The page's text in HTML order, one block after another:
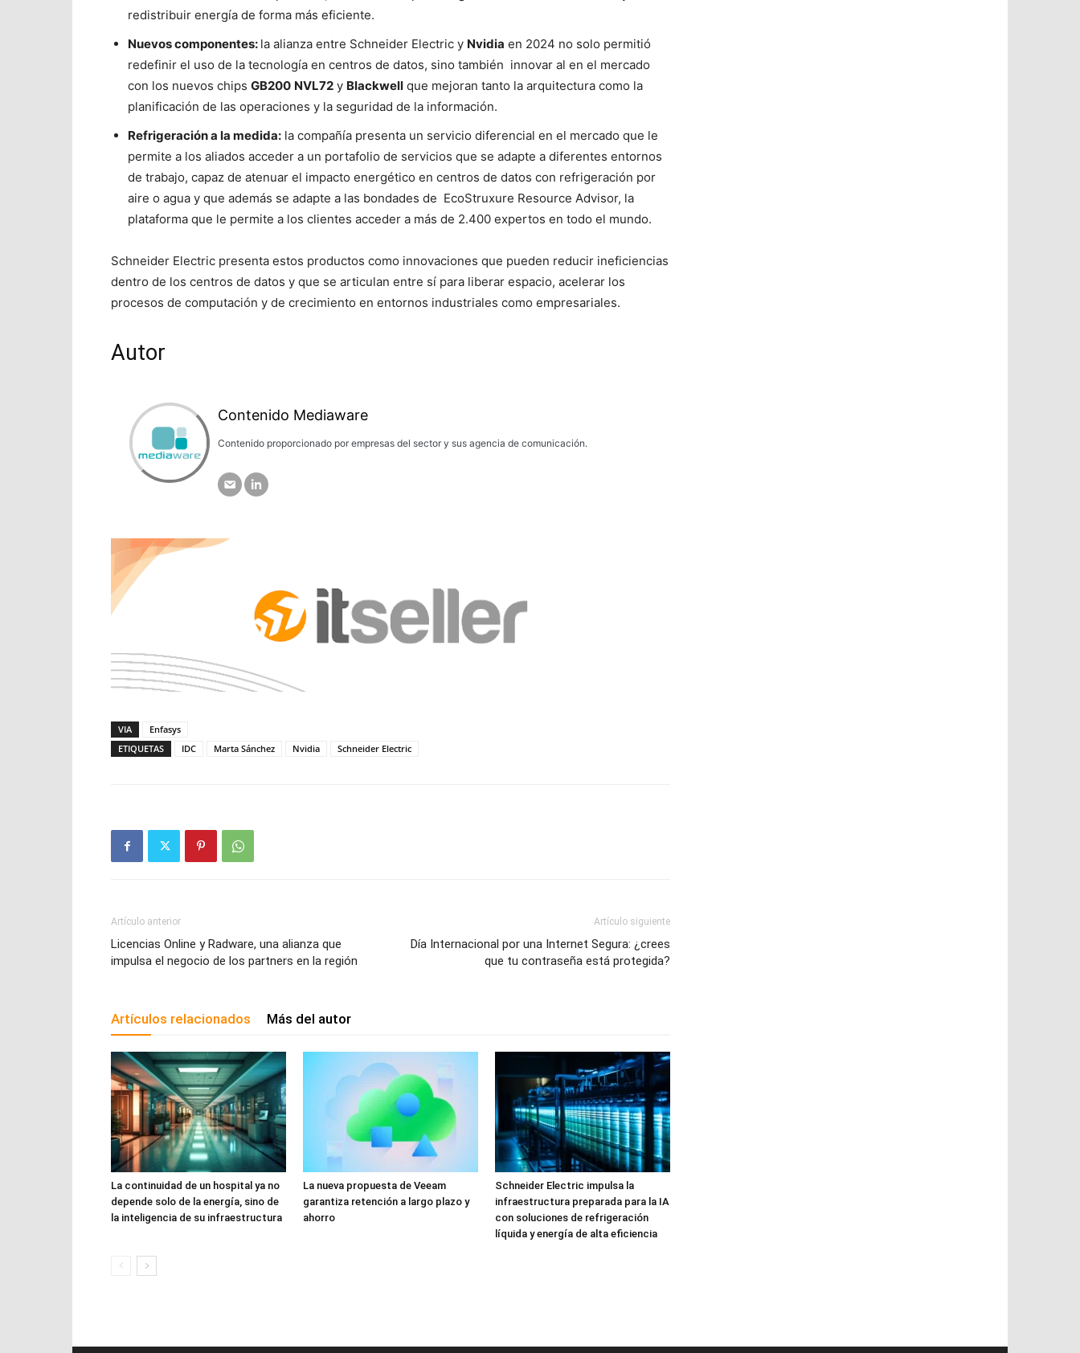
redistribuir energía de forma más eficiente.
Nuevos componentes: la alianza entre Schneider Electric y Nvidia en 2024 no solo permitió
redefinir el uso de la tecnología en centros de datos, sino también innovar al en el mercado
con los nuevos chips GB200 NVL72 y Blackwell que mejoran tanto la arquitectura como la
planificación de las operaciones y la seguridad de la información.
Refrigeración a la medida: la compañía presenta un servicio diferencial en el mercado que le
permite a los aliados acceder a un portafolio de servicios que se adapte a diferentes entornos
de trabajo, capaz de atenuar el impacto energético en centros de datos con refrigeración por
aire o agua y que además se adapte a las bondades de EcoStruxure Resource Advisor, la
plataforma que le permite a los clientes acceder a más de 2.400 expertos en todo el mundo.
Schneider Electric presenta estos productos como innovaciones que pueden reducir ineficiencias
dentro de los centros de datos y que se articulan entre sí para liberar espacio, acelerar los
procesos de computación y de crecimiento en entornos industriales como empresariales.
Autor
Contenido Mediaware
Contenido proporcionado por empresas del sector y sus agencia de comunicación.
VIA
Enfasys
ETIQUETAS
IDC Marta Sánchez Nvidia Schneider Electric
Artículo anterior
Licencias Online y Radware, una alianza que
impulsa el negocio de los partners en la región
Artículo siguiente
Día Internacional por una Internet Segura: ¿crees
que tu contraseña está protegida?
Artículos relacionados Más del autor
La continuidad de un hospital ya no
depende solo de la energía, sino de
la inteligencia de su infraestructura
La nueva propuesta de Veeam
garantiza retención a largo plazo y
ahorro
Schneider Electric impulsa la
infraestructura preparada para la IA
con soluciones de refrigeración
líquida y energía de alta eficiencia